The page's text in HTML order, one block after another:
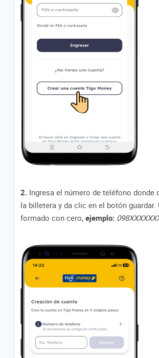
2. Ingresa el número de teléfono donde
la billetera y da clic en el botón guardar.
formado con cero, ejemplo: